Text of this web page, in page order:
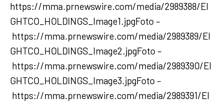
https://mma.prnewswire.com/media/2989388/EI
GHTCO_HOLDINGS_Image1.jpgFoto –
https://mma.prnewswire.com/media/2989389/EI
GHTCO_HOLDINGS_Image2.jpgFoto –
https://mma.prnewswire.com/media/2989390/EI
GHTCO_HOLDINGS_Image3.jpgFoto –
https://mma.prnewswire.com/media/2989391/EI